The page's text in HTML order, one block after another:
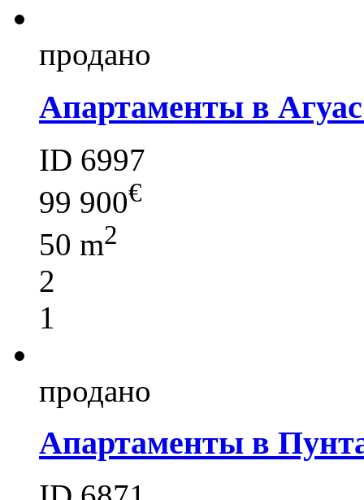
продано
Апартаменты в
ID 6997
99 900€
50 m2
2
1
продано
Апартаменты в